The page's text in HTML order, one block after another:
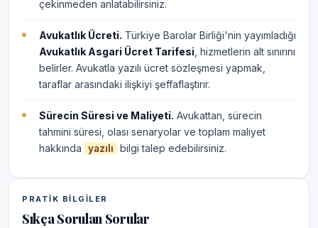
çekinmeden anlatabilirsiniz.
Avukatlık Ücreti. Türkiye Barolar Birliği'nin yayımladığı
Avukatlık Asgari Ücret Tarifesi , hizmetlerin alt sınırını
belirler. Avukatla yazılı ücret sözleşmesi yapmak,
taraflar arasındaki ilişkiyi şeffaflaştırır.
Sürecin Süresi ve Maliyeti. Avukattan, sürecin
tahmini süresi, olası senaryolar ve toplam maliyet
hakkında
yazılı bilgi talep edebilirsiniz.
PRATIK BILGILER
Sıkça Sorulan Sorular